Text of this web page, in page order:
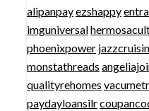
alipanpayezshappy
imguniversal
phoenixpower
monstathreads
qualityrehomes
paydayloansilr